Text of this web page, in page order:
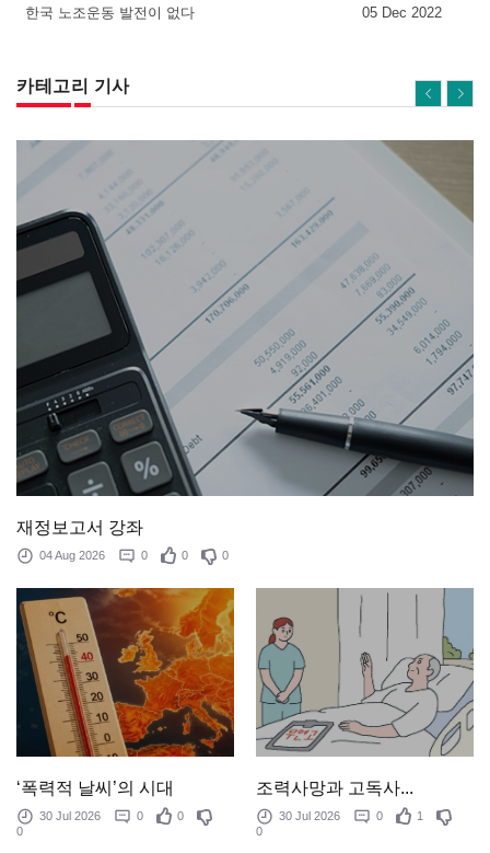
한국 노조운동 발전이 없다 05 Dec 2022
카테고리 기사
재정보고서 강좌
04 Aug 2026 0 0 0
‘폭력적 날씨’의 시대
30 Jul 2026 0
0
0
조력사망과 고독사...
30 Jul 2026 0
1
0